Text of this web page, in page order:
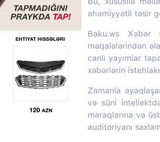
əhəmiyyətli təsir
Baku.ws
məqalələrindən
canlı yayımlar
xəbərlərin
Zamanla
və süni
maraqlarına və
auditoriyanı